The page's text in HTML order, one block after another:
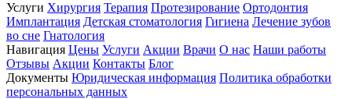
Услуги Хирургия Терапия Протезирование Ортодонтия
Имплантация Детская стоматология Гигиена Лечение зубов
во сне Гнатология
Навигация Цены Услуги Акции Врачи О нас Наши работы
Отзывы Акции Контакты Блог
Документы Юридическая информация Политика обработки
персональных данных